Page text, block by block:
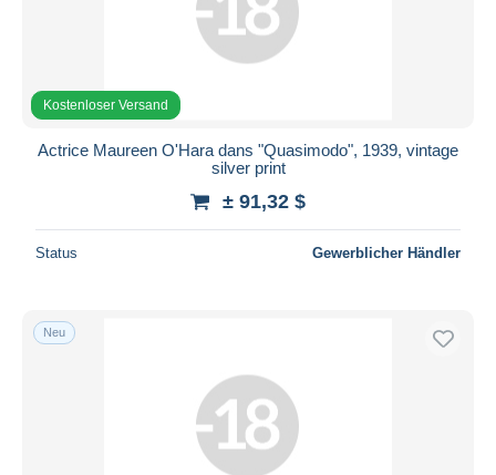
Kostenloser Versand
Actrice Maureen O'Hara dans "Quasimodo", 1939, vintage
silver print
± 91,32 $
Status Gewerblicher Händler
Neu